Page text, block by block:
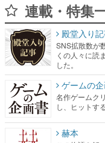
連載・特集
殿堂入り
SNS拡散数が
くの人々に読
した。
ゲームの
名作ゲームク
し、ヒットす
赫本